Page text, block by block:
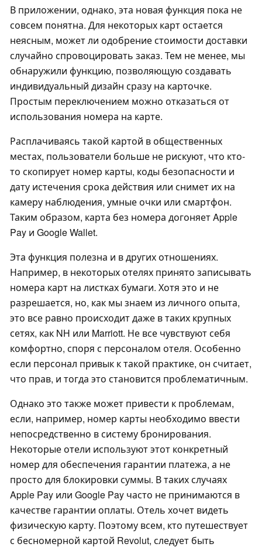
В приложении, однако, эта новая функция пока не
совсем понятна. Для некоторых карт остается
неясным, может ли одобрение стоимости доставки
случайно спровоцировать заказ. Тем не менее, мы
обнаружили функцию, позволяющую создавать
индивидуальный дизайн сразу на карточке.
Простым переключением можно отказаться от
использования номера на карте.
Расплачиваясь такой картой в общественных
местах, пользователи больше не рискуют, что кто-
то скопирует номер карты, коды безопасности и
дату истечения срока действия или снимет их на
камеру наблюдения, умные очки или смартфон.
Таким образом, карта без номера догоняет Apple
Pay и Google Wallet.
Эта функция полезна и в других отношениях.
Например, в некоторых отелях принято записывать
номера карт на листках бумаги. Хотя это и не
разрешается, но, как мы знаем из личного опыта,
это все равно происходит даже в таких крупных
сетях, как NH или Marriott. Не все чувствуют себя
комфортно, споря с персоналом отеля. Особенно
если персонал привык к такой практике, он считает,
что прав, и тогда это становится проблематичным.
Однако это также может привести к проблемам,
если, например, номер карты необходимо ввести
непосредственно в систему бронирования.
Некоторые отели используют этот конкретный
номер для обеспечения гарантии платежа, а не
просто для блокировки суммы. В таких случаях
Apple Pay или Google Pay часто не принимаются в
качестве гарантии оплаты. Отель хочет видеть
физическую карту. Поэтому всем, кто путешествует
с бесномерной картой Revolut, следует быть